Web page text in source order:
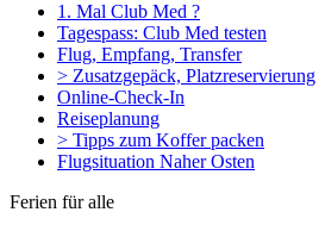
1. Mal Club Med ?
Tagespass: Club Med testen
Flug, Empfang, Transfer
> Zusatzgepäck, Platzreservierung
Online-Check-In
Reiseplanung
> Tipps zum Koffer packen
Flugsituation Naher Osten
Ferien für alle